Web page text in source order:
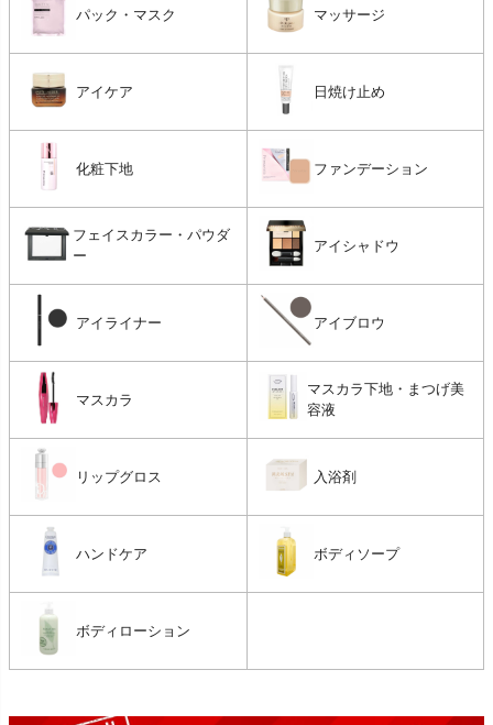
パック・マスク マッサージ
アイケア 日焼け止め
化粧下地 ファンデーション
フェイスカラー・パウダ
ー
アイシャドウ
アイライナー アイブロウ
マスカラ
マスカラ下地・まつげ美
容液
リップグロス 入浴剤
ハンドケア ボディソープ
ボディローション